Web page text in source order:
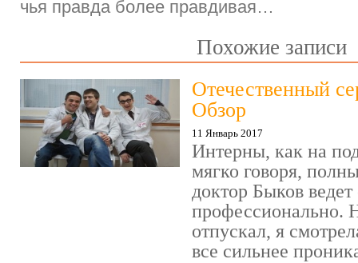
чья правда более правдивая…
Похожие записи
Отечественный
Обзор
11 Январь 2017
Интерны, как на
мягко говоря,
доктор Быков ведет
профессионально.
отпускал, я
все сильнее